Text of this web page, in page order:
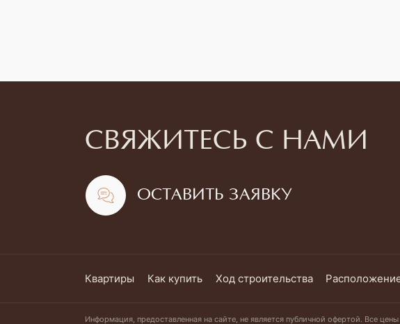
СВЯЖИТЕСЬ С НАМИ
ОСТАВИТЬ ЗАЯВКУ
Квартиры Как купить Ход строительства
Информация, предоставленная на сайте, не является публичной офертой. Все